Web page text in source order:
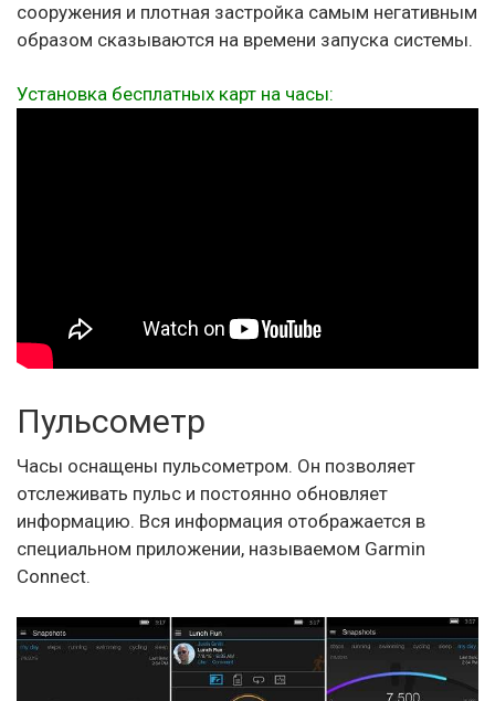
сооружения и плотная застройка самым негативным
образом сказываются на времени запуска системы.
Установка бесплатных карт на часы:
Пульсометр
Часы оснащены пульсометром. Он позволяет
отслеживать пульс и постоянно обновляет
информацию. Вся информация отображается в
специальном приложении, называемом Garmin
Connect.